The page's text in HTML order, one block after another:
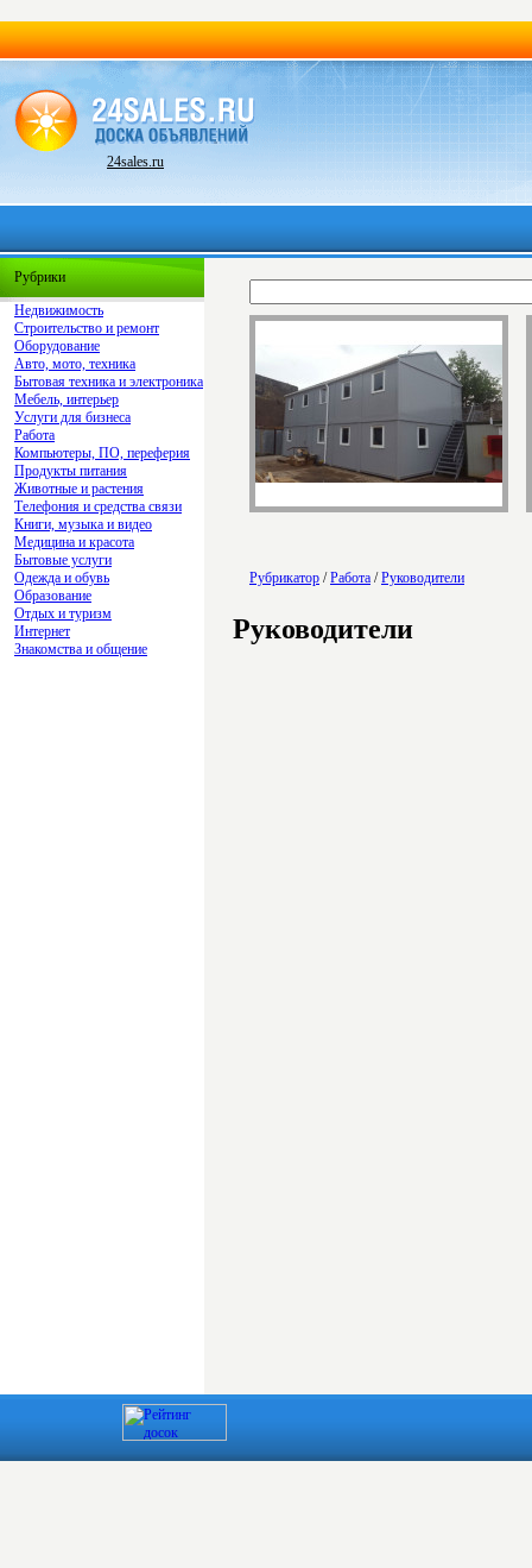
24sales.ru
Рубрики
Недвижимость
Строительство и ремонт
Оборудование
Авто, мото, техника
Бытовая техника и электроника
Мебель, интерьер
Услуги для бизнеса
Работа
Компьютеры, ПО, переферия
Продукты питания
Животные и растения
Телефония и средства связи
Книги, музыка и видео
Медицина и красота
Бытовые услуги
Одежда и обувь
Образование
Отдых и туризм
Интернет
Знакомства и общение
Рубрикатор /Работа /Руководители
Руководители